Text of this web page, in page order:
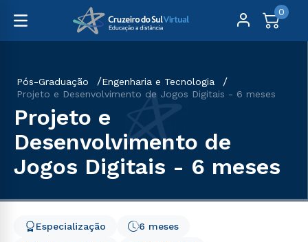
0
Pós-Graduação
Engenharia e Tecnologia
Projeto e Desenvolvimento de Jogos Digitais - 6 meses
Projeto e
Desenvolvimento de
Jogos Digitais - 6 meses
6 meses
Especialização